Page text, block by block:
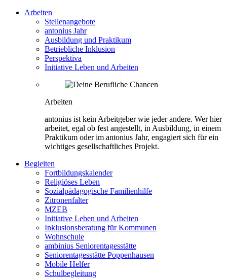
Arbeiten
Stellenangebote
antonius Jahr
Ausbildung und Praktikum
Betriebliche Inklusion
Perspektiva
Initiative Leben und Arbeiten
Arbeiten
antonius ist kein Arbeitgeber wie jeder andere. Wer hier
arbeitet, egal ob fest angestellt, in Ausbildung, in einem
Praktikum oder im antonius Jahr, engagiert sich für ein
wichtiges gesellschaftliches Projekt.
Begleiten
Fortbildungskalender
Religiöses Leben
Sozialpädagogische Familienhilfe
Zitronenfalter
MZEB
Initiative Leben und Arbeiten
Inklusionsberatung für Kommunen
Wohnschule
ambinius Seniorentagesstätte
Seniorentagesstätte Poppenhausen
Mobile Helfer
Schulbegleitung